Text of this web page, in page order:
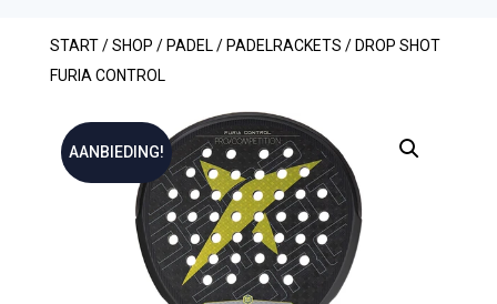
START/SHOP / PADEL / PADELRACKETS / DROP SHOT
FURIA CONTROL
AANBIEDING!